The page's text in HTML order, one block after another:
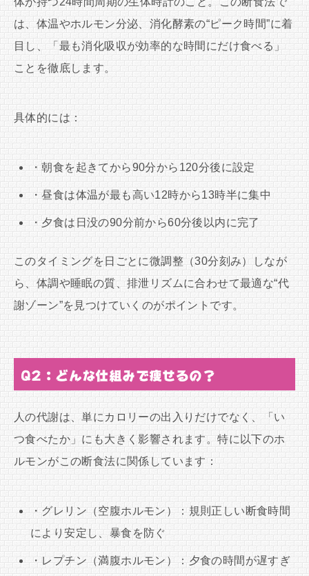
は、体温やホルモン分泌、消化酵素の“ピーク時間”に着
目し、「最も消化吸収が効率的な時間にだけ食べる」
ことを徹底します。
具体的には：
・朝食を起きてから90分から120分後に設定
・昼食は体温が最も高い12時から13時半に集中
・夕食は日没の90分前から60分後以内に完了
このタイミングを日ごとに微調整（30分刻み）しなが
ら、体調や睡眠の質、排泄リズムに合わせて最適な“代
謝ゾーン”を見つけていくのがポイントです。
Q2：どんな仕組みで痩せるの？
人の代謝は、単にカロリーの出入りだけでなく、「い
つ食べたか」にも大きく影響されます。特に以下のホ
ルモンがこの断食法に関係しています：
・グレリン（空腹ホルモン）：規則正しい断食時間
により安定し、暴食を防ぐ
・レプチン（満腹ホルモン）：夕食の時間が遅すぎ